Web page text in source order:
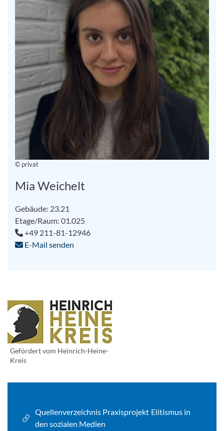
© privat
Mia Weichelt
Gebäude: 23.21
Etage/Raum: 01.025
+49 211-81-12946
E-Mail senden
Gefördert vom Heinrich-Heine-
Kreis
Quellenverzeichnis Praxisprojekt Elitismus in
den sozialen Medien